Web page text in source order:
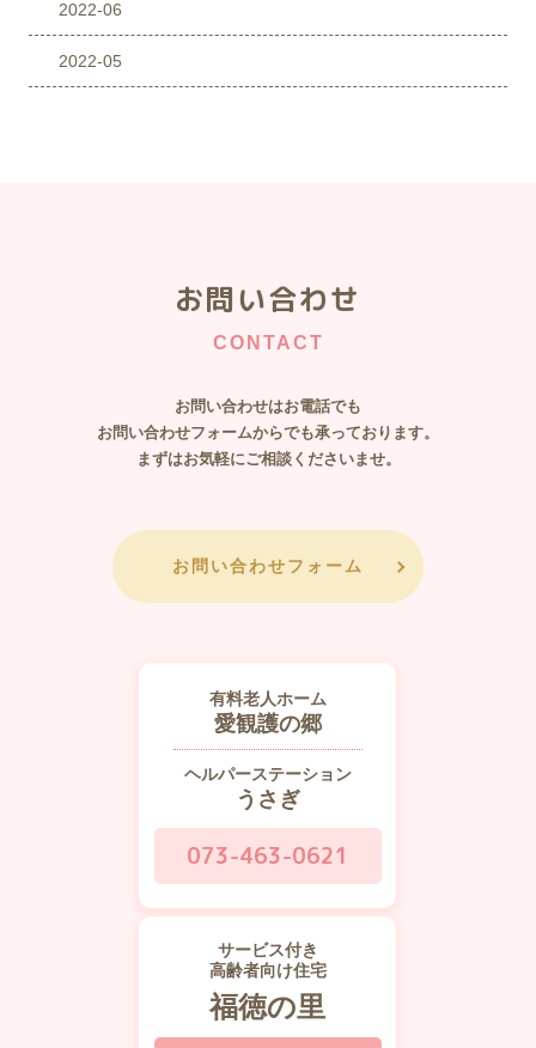
2022-06
2022-05
お問い合わせ
CONTACT
お問い合わせはお電話でも
​​​​​​​お問い合わせフォームからでも承っております。
まずはお気軽にご相談くださいませ。
お問い合わせフォーム
有料老人ホーム
愛観護の郷
ヘルパーステーション
うさぎ
073-463-0621
サービス付き
高齢者向け住宅
福徳の里